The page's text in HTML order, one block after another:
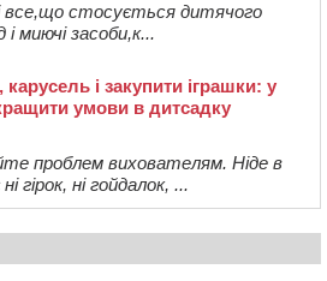
і все,що стосується дитячого
миючі засоби,к...
і закупити іграшки: у
умови в дитсадку
проблем вихователям. Ніде в
гірок, ні гойдалок, ...